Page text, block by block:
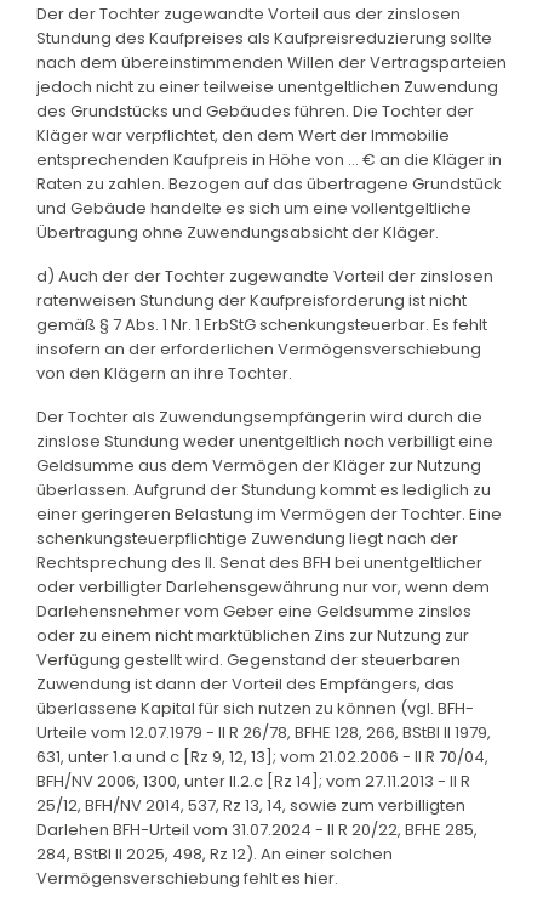
Der der Tochter zugewandte Vorteil aus der zinslosen
Stundung des Kaufpreises als Kaufpreisreduzierung sollte
nach dem übereinstimmenden Willen der Vertragsparteien
jedoch nicht zu einer teilweise unentgeltlichen Zuwendung
des Grundstücks und Gebäudes führen. Die Tochter der
Kläger war verpflichtet, den dem Wert der Immobilie
entsprechenden Kaufpreis in Höhe von ... € an die Kläger in
Raten zu zahlen. Bezogen auf das übertragene Grundstück
und Gebäude handelte es sich um eine vollentgeltliche
Übertragung ohne Zuwendungsabsicht der Kläger.
d) Auch der der Tochter zugewandte Vorteil der zinslosen
ratenweisen Stundung der Kaufpreisforderung ist nicht
gemäß § 7 Abs. 1 Nr. 1 ErbStG schenkungsteuerbar. Es fehlt
insofern an der erforderlichen Vermögensverschiebung
von den Klägern an ihre Tochter.
Der Tochter als Zuwendungsempfängerin wird durch die
zinslose Stundung weder unentgeltlich noch verbilligt eine
Geldsumme aus dem Vermögen der Kläger zur Nutzung
überlassen. Aufgrund der Stundung kommt es lediglich zu
einer geringeren Belastung im Vermögen der Tochter. Eine
schenkungsteuerpflichtige Zuwendung liegt nach der
Rechtsprechung des II. Senat des BFH bei unentgeltlicher
oder verbilligter Darlehensgewährung nur vor, wenn dem
Darlehensnehmer vom Geber eine Geldsumme zinslos
oder zu einem nicht marktüblichen Zins zur Nutzung zur
Verfügung gestellt wird. Gegenstand der steuerbaren
Zuwendung ist dann der Vorteil des Empfängers, das
überlassene Kapital für sich nutzen zu können (vgl. BFH-
Urteile vom 12.07.1979 - II R 26/78, BFHE 128, 266, BStBl II 1979,
631, unter 1.a und c [Rz 9, 12, 13]; vom 21.02.2006 - II R 70/04,
BFH/NV 2006, 1300, unter II.2.c [Rz 14]; vom 27.11.2013 - II R
25/12, BFH/NV 2014, 537, Rz 13, 14, sowie zum verbilligten
Darlehen BFH-Urteil vom 31.07.2024 - II R 20/22, BFHE 285,
284, BStBl II 2025, 498, Rz 12). An einer solchen
Vermögensverschiebung fehlt es hier.